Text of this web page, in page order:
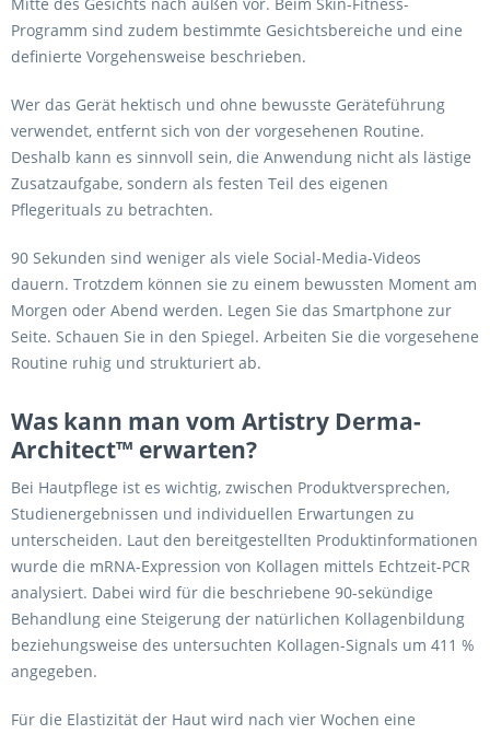
Programm sind zudem bestimmte Gesichtsbereiche und eine
definierte Vorgehensweise beschrieben.
Wer das Gerät hektisch und ohne bewusste Geräteführung
verwendet, entfernt sich von der vorgesehenen Routine.
Deshalb kann es sinnvoll sein, die Anwendung nicht als lästige
Zusatzaufgabe, sondern als festen Teil des eigenen
Pflegerituals zu betrachten.
90 Sekunden sind weniger als viele Social-Media-Videos
dauern. Trotzdem können sie zu einem bewussten Moment am
Morgen oder Abend werden. Legen Sie das Smartphone zur
Seite. Schauen Sie in den Spiegel. Arbeiten Sie die vorgesehene
Routine ruhig und strukturiert ab.
Was kann man vom Artistry Derma-
Architect™ erwarten?
Bei Hautpflege ist es wichtig, zwischen Produktversprechen,
Studienergebnissen und individuellen Erwartungen zu
unterscheiden. Laut den bereitgestellten Produktinformationen
wurde die mRNA-Expression von Kollagen mittels Echtzeit-PCR
analysiert. Dabei wird für die beschriebene 90-sekündige
Behandlung eine Steigerung der natürlichen Kollagenbildung
beziehungsweise des untersuchten Kollagen-Signals um 411 %
angegeben.
Für die Elastizität der Haut wird nach vier Wochen eine